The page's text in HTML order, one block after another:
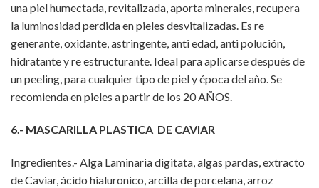
una piel humectada, revitalizada, aporta minerales, recupera
la luminosidad perdida en pieles desvitalizadas. Es re
generante, oxidante, astringente, anti edad, anti polución,
hidratante y re estructurante. Ideal para aplicarse después de
un peeling, para cualquier tipo de piel y época del año. Se
recomienda en pieles a partir de los 20 AÑOS.
6.- MASCARILLA PLASTICA DE CAVIAR
Ingredientes.- Alga Laminaria digitata, algas pardas, extracto
de Caviar, ácido hialuronico, arcilla de porcelana, arroz